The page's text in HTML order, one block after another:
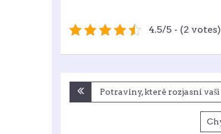
4.5/5 - (2 votes)
NavigacePotraviny, které rozjasní